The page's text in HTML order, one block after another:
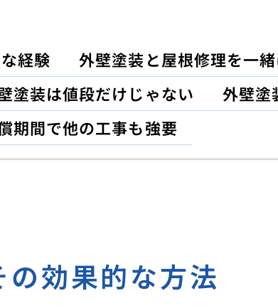
経験
外壁塗装と屋根修理を一
塗装は値段だけじゃない
外壁塗
期間で他の工事も強要
効果的な方法